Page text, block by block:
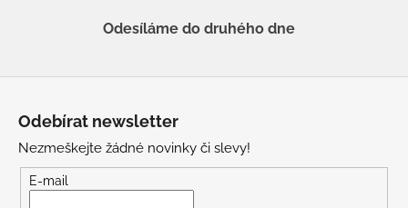
Odesíláme do druhého dne
Odebírat newsletter
Nezmeškejte žádné novinky či slevy!
E-mail